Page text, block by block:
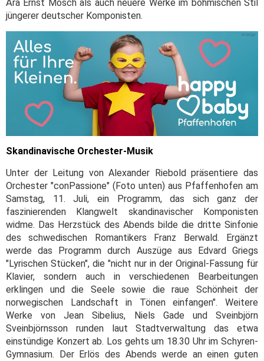
Ära Ernst Mosch als auch neuere Werke im böhmischen Stil
jüngerer deutscher Komponisten.
Skandinavische Orchester-Musik
Unter der Leitung von Alexander Riebold präsentiere das
Orchester "conPassione" (Foto unten) aus Pfaffenhofen am
Samstag, 11. Juli, ein Programm, das sich ganz der
faszinierenden Klangwelt skandinavischer Komponisten
widme. Das Herzstück des Abends bilde die dritte Sinfonie
des schwedischen Romantikers Franz Berwald. Ergänzt
werde das Programm durch Auszüge aus Edvard Griegs
"Lyrischen Stücken", die "nicht nur in der Original-Fassung für
Klavier, sondern auch in verschiedenen Bearbeitungen
erklingen und die Seele sowie die raue Schönheit der
norwegischen Landschaft in Tönen einfangen". Weitere
Werke von Jean Sibelius, Niels Gade und Sveinbjörn
Sveinbjörnsson runden laut Stadtverwaltung das etwa
einstündige Konzert ab. Los gehts um 18.30 Uhr im Schyren-
Gymnasium. Der Erlös des Abends werde an einen guten